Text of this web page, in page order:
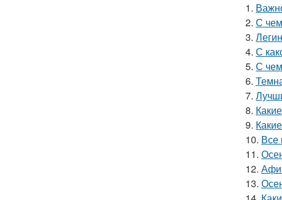
1.
2. С
3.
4. С
5. С
6.
7.
8.
9.
10. Все
11.
12.
13.